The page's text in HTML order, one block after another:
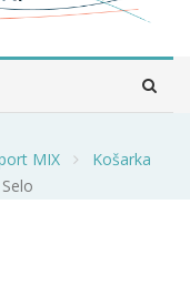
MIX
Košarka